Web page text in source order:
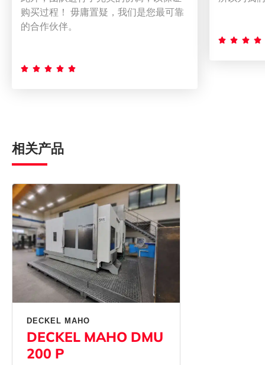
购买过程！ 毋庸置疑，我们是您最可靠
的合作伙伴。
    
   
相关产品
DECKEL MAHO
DECKEL MAHO DMU
200 P